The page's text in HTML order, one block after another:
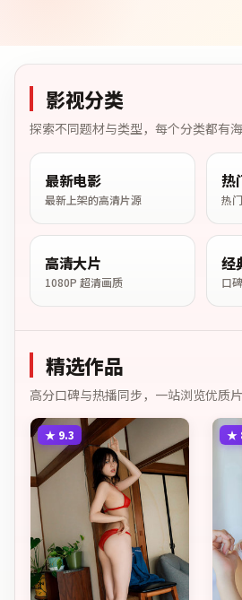
影视分类
探索不同题材与类型，每个分类都有
最新电影
最新上架的高清片源
热
热
高清大片
1080P 超清画质
经
口
精选作品
高分口碑与热播同步，一站浏览优质
★ 9.3 ★